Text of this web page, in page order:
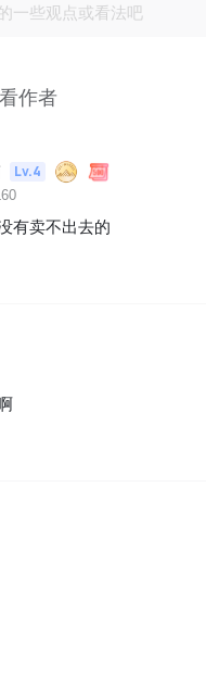
作者
Lv.4
有卖不出去的